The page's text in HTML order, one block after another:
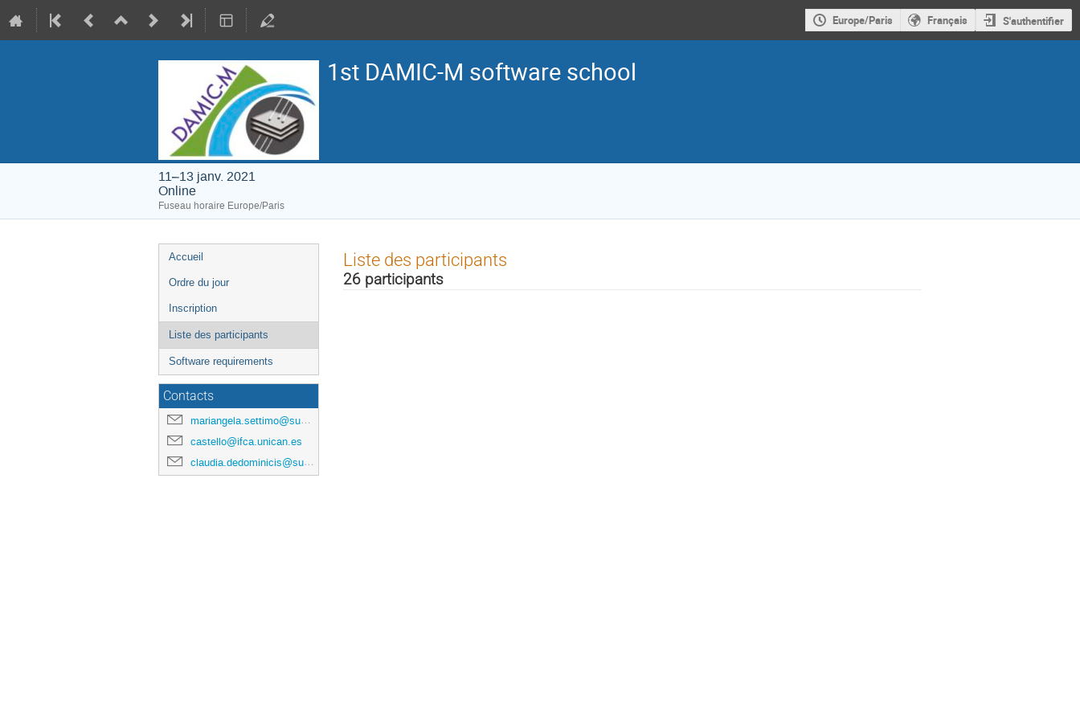
Europe/Paris Français S'authentifier
1st DAMIC-M software school
11–13 janv. 2021
Online
Fuseau horaire Europe/Paris
Menu
de
Accueil
Ordre du jour
Inscription
Liste des participants
Software requirements
Contacts
mariangela.settimo@subatech.in2p3.fr
castello@ifca.unican.es
claudia.dedominicis@subatech.in2p3.fr
Liste des participants
26 participants